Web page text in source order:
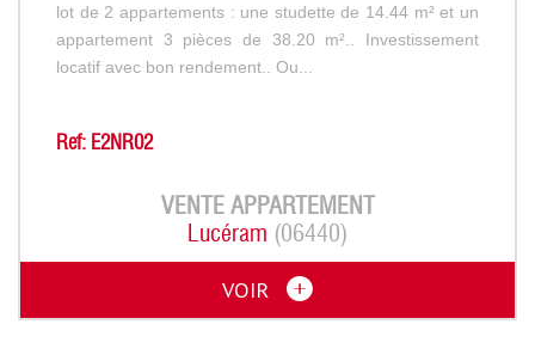
lot de 2 appartements : une studette de 14.44 m² et un
appartement 3 pièces de 38.20 m².. Investissement
locatif avec bon rendement.. Ou...
Ref: E2NR02
VENTE APPARTEMENT
Lucéram (06440)
VOIR